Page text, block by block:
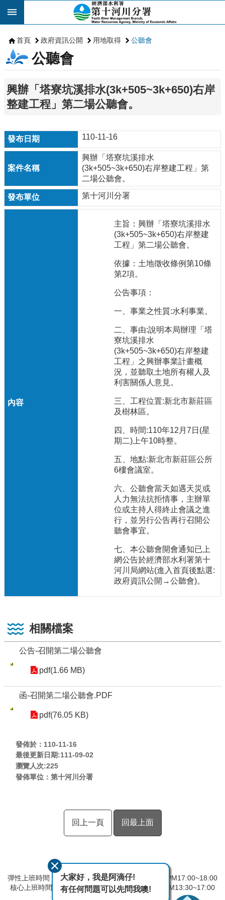
跳到主要內容區塊
首頁 政府資訊公開 用地取得 公聽會
公聽會
興辦「塔寮坑溪排水(3k+505~3k+650)右岸
整建工程」第二場公聽會。
110-11-16
興辦「塔寮坑溪排水
(3k+505~3k+650)右岸整建工程」第
二場公聽會。
第十河川分署
主旨：興辦「塔寮坑溪排水
(3k+505~3k+650)右岸整建
工程」第二場公聽會。
依據：土地徵收條例第10條
第2項。
公告事項：
一、事業之性質:水利事業。
二、事由:說明本局辦理「塔
寮坑溪排水
(3k+505~3k+650)右岸整建
工程」之興辦事業計畫概
況，並聽取土地所有權人及
利害關係人意見。
三、工程位置:新北市新莊區
及樹林區。
四、時間:110年12月7日(星
期二)上午10時整。
五、地點:新北市新莊區公所
6樓會議室。
六、公聽會當天如遇天災或
人力無法抗拒情事，主辦單
位或主持人得終止會議之進
行，並另行公告再行召開公
聽會事宜。
七、本公聽會開會通知已上
網公告於經濟部水利署第十
河川局網站(進入首頁後點選:
政府資訊公開→公聽會)。
相關檔案
公告-召開第二場公聽會
pdf(1.66 MB)
函-召開第二場公聽會.PDF
pdf(76.05 KB)
發佈於：110-11-16
最後更新日期:111-09-02
瀏覽人次:225
發佈單位：第十河川分署
回上一頁 回最上面
彈性上班時間：AM8:00~09:00 彈性下班時間：PM17:00~18:00
核心上班時間：星期一 ~ 星期五 AM08:30~12:30 PM13:30~17:00
大家好，我是阿滴仔!
有任何問題可以先問我噢!